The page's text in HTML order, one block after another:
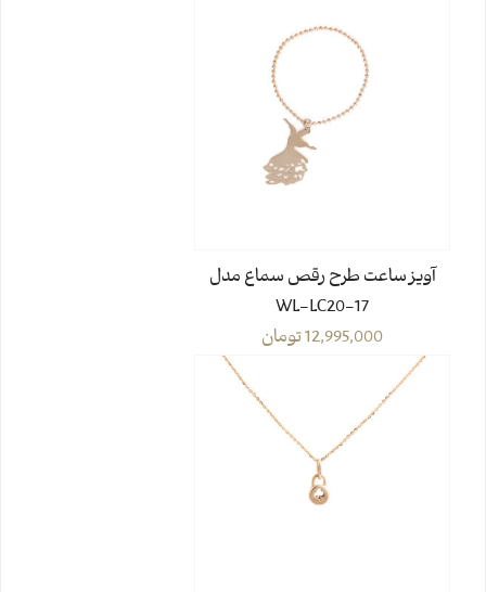
آویز ساعت طرح رقص سماع مدل
WL-LC20-17
12,995,000تومان